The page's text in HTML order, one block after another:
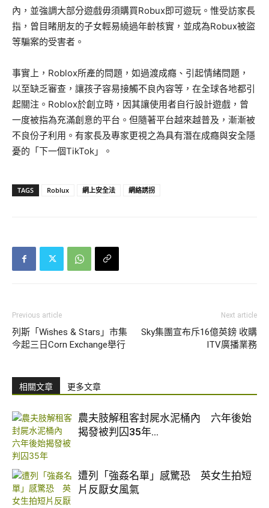
內，並強調大部分遊戲毋須購買Robux即可遊玩。惟受訪家長
指，曾目睹朋友的子女輕易繞過年齡核實，並成為Robux被盜
等騙案的受害者。
事實上，Roblox所產的問題，如過渡成癮、引起情緒問題，
以至缺乏審查，讓孩子容易接觸不良內容等，在全球各地都引
起關注。Roblox於創立時，因其讓使用者自行設計遊戲，曾
一度被指為充滿創意的平台。但隨著平台越來越普及，漸漸被
不良份子利用。有家長及專家更視之為具有潛在成癮與安全隱
憂的「下一個TikTok」。
TAGS Roblux 網上安全法 網絡誘拐
Previous article
列斯「Wishes & Stars」市集
今起三日Corn Exchange舉行
Next article
Sky集團宣布斥16億英鎊 收購
ITV廣播業務
相關文章 更多文章
農夫肢解租客封屍水泥桶內 六年後始
揭發被判囚35年...
遭列「強姦名單」感驚恐 英女生拍短
片反厭女風氣